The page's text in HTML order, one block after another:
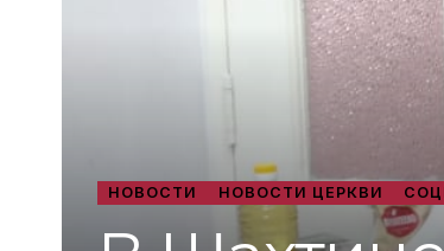
НОВОСТИ НОВОСТИ ЦЕРКВИ